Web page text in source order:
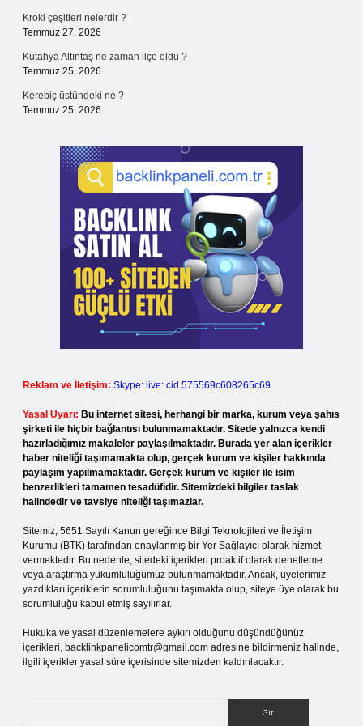
Kroki çeşitleri nelerdir ?
Temmuz 27, 2026
Kütahya Altıntaş ne zaman ilçe oldu ?
Temmuz 25, 2026
Kerebiç üstündeki ne ?
Temmuz 25, 2026
Reklam ve İletişim: Skype: live:.cid.575569c608265c69
Yasal Uyarı: Bu internet sitesi, herhangi bir marka, kurum veya şahıs
şirketi ile hiçbir bağlantısı bulunmamaktadır. Sitede yalnızca kendi
hazırladığımız makaleler paylaşılmaktadır. Burada yer alan içerikler
haber niteliği taşımamakta olup, gerçek kurum ve kişiler hakkında
paylaşım yapılmamaktadır. Gerçek kurum ve kişiler ile isim
benzerlikleri tamamen tesadüfidir. Sitemizdeki bilgiler taslak
halindedir ve tavsiye niteliği taşımazlar.
Sitemiz, 5651 Sayılı Kanun gereğince Bilgi Teknolojileri ve İletişim
Kurumu (BTK) tarafından onaylanmış bir Yer Sağlayıcı olarak hizmet
vermektedir. Bu nedenle, sitedeki içerikleri proaktif olarak denetleme
veya araştırma yükümlülüğümüz bulunmamaktadır. Ancak, üyelerimiz
yazdıkları içeriklerin sorumluluğunu taşımakta olup, siteye üye olarak bu
sorumluluğu kabul etmiş sayılırlar.
Hukuka ve yasal düzenlemelere aykırı olduğunu düşündüğünüz
içerikleri, backlinkpanelicomtr@gmail.com adresine bildirmeniz halinde,
ilgili içerikler yasal süre içerisinde sitemizden kaldırılacaktır.